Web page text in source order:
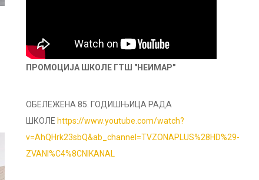
ПРОМОЦИЈА ШКОЛЕ ГТШ "НЕИМАР"
ОБЕЛЕЖЕНА 85. ГОДИШЊИЦА РАДА
ШКОЛЕ https://www.youtube.com/watch?
v=AhQHrk23sbQ&ab_channel=TVZONAPLUS%28HD%29-
ZVANI%C4%8CNIKANAL